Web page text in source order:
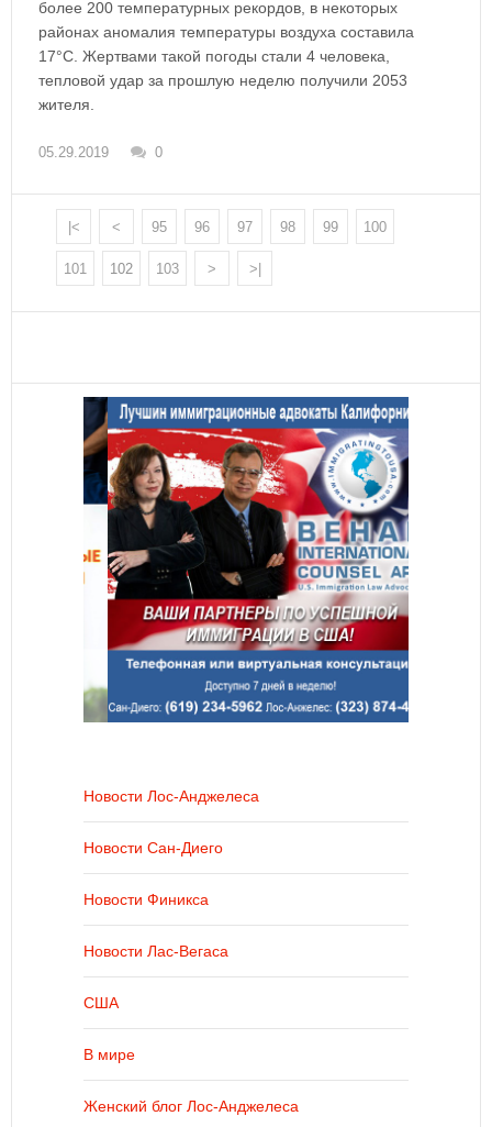
более 200 температурных рекордов, в некоторых
районах аномалия температуры воздуха составила
17°C. Жертвами такой погоды стали 4 человека,
тепловой удар за прошлую неделю получили 2053
жителя.
05.29.2019 0
|< < 95 96 97 98 99 100
101 102 103 > >|
Новости Лос-Анджелеса
Новости Сан-Диего
Новости Финикса
Новости Лас-Вегаса
США
В мире
Женский блог Лос-Анджелеса